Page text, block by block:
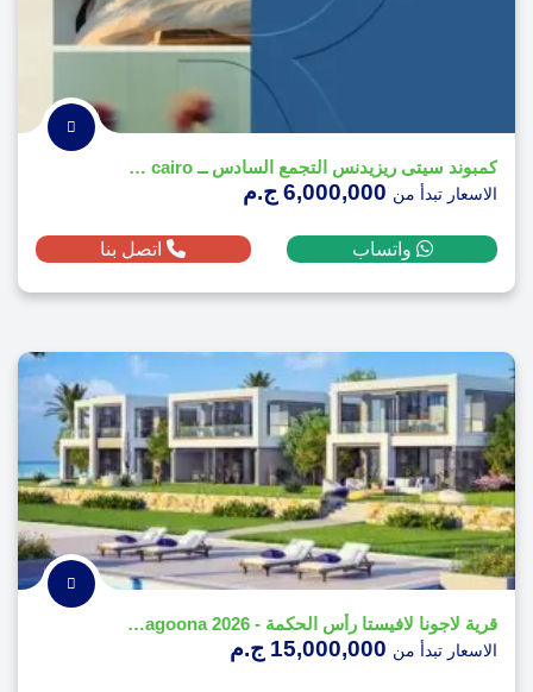
كمبوند سيتى ريزيدنس التجمع السادس ــ city residence new cairo
الاسعار تبدأ من
واتساب اتصل بنا
قرية لاجونا لافيستا رأس الحكمة - La Vista Ras El-Hikma Lagoona 2026
الاسعار تبدأ من